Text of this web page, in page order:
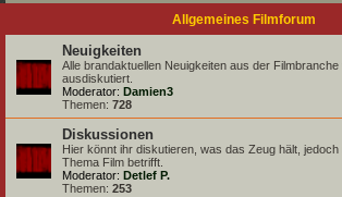
Allgemeines Filmforum
Neuigkeiten
Alle brandaktuellen Neuigkeiten aus der
ausdiskutiert.
Moderator: Damien3
Themen: 728
Diskussionen
Hier könnt ihr diskutieren, was das Zeug hält,
Thema Film betrifft.
Moderator: Detlef P.
Themen: 253